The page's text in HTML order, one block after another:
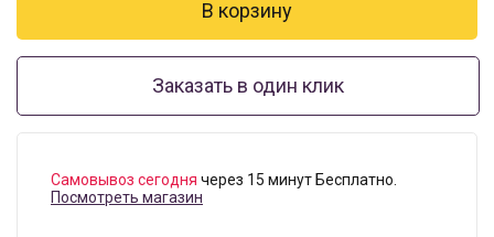
Заказать в один клик
Самовывоз сегодня через 15 минут Бесплатно.
Посмотреть магазин